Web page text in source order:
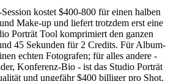
kostet $400-800 für einen halben
Make-up und liefert trotzdem erst eine
Porträt Tool komprimiert den ganzen
45 Sekunden für 2 Credits. Für Album-
echten Fotografen; für alles andere -
Konferenz-Bio - ist das Studio Porträt
und ungefähr $400 billiger pro Shot.